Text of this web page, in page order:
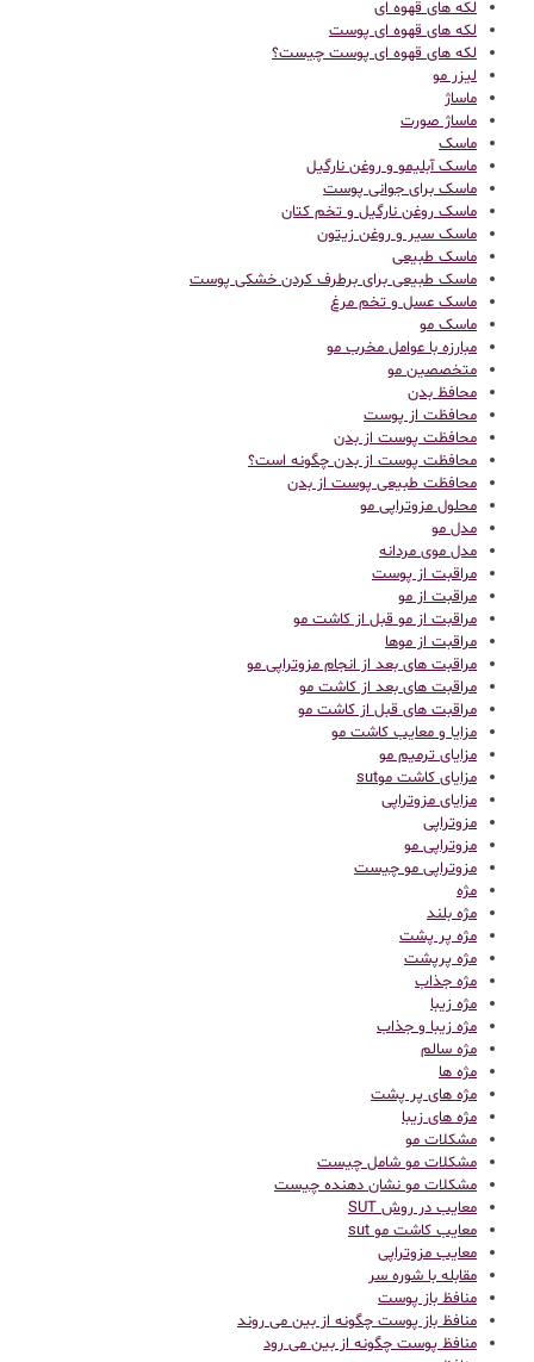
لکه های قهوه ای
لکه های قهوه ای پوست
لکه های قهوه ای پوست چیست؟
لیزر مو
ماساژ
ماساژ صورت
ماسک
ماسک آبلیمو و روغن نارگیل
ماسک برای جوانی پوست
ماسک روغن نارگیل و تخم کتان
ماسک سیر و روغن زیتون
ماسک طبیعی
ماسک طبیعی برای برطرف کردن خشکی پوست
ماسک عسل و تخم مرغ
ماسک مو
مبارزه با عوامل مخرب مو
متخصصین مو
محافظ بدن
محافظت از پوست
محافظت پوست از بدن
محافظت پوست از بدن چگونه است؟
محافظت طبیعی پوست از بدن
محلول مزوتراپی مو
مدل مو
مدل موی مردانه
مراقبت از پوست
مراقبت از مو
مراقبت از مو قبل از کاشت مو
مراقبت از موها
مراقبت های بعد از انجام مزوتراپی مو
مراقبت های بعد از کاشت مو
مراقبت های قبل از کاشت مو
مزایا و معایب کاشت مو
مزایای ترمیم مو
مزایای کاشت موsut
مزایای مزوتراپی
مزوتراپی
مزوتراپی مو
مزوتراپی مو چیست
مژه
مژه بلند
مژه پر پشت
مژه پرپشت
مژه جذاب
مژه زیبا
مژه زیبا و جذاب
مژه سالم
مژه ها
مژه های پر پشت
مژه های زیبا
مشکلات مو
مشکلات مو شامل چیست
مشکلات مو نشان دهنده چیست
معایب در روش SUT
معایب کاشت مو sut
معایب مزوتراپی
مقابله با شوره سر
منافظ باز پوست
منافظ باز پوست چگونه از بین می روند
منافظ پوست چگونه از بین می رود